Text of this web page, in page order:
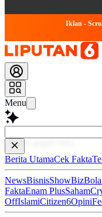
Iklan -
Menu
Baca lebih
Berita UtamaCek Fakta
NewsBisnisShowBizBola
FaktaEnam PlusSaham
OffIslamiCitizen6Opini